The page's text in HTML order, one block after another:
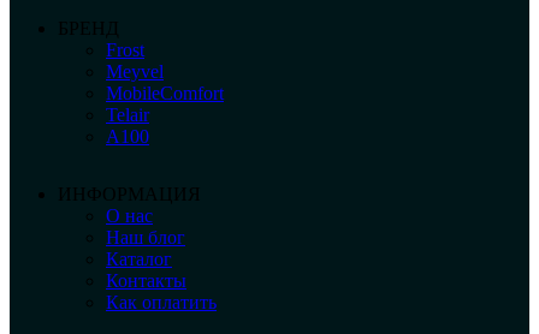
БРЕНД
Frost
Meyvel
MobileComfort
Telair
А100
ИНФОРМАЦИЯ
О нас
Наш блог
Каталог
Контакты
Как оплатить